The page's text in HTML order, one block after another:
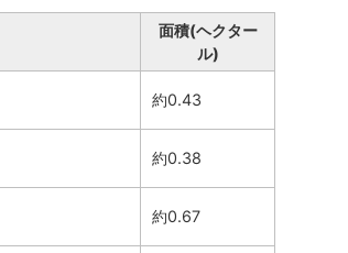
面積(ヘクター
ル)
約0.43
約0.38
約0.67